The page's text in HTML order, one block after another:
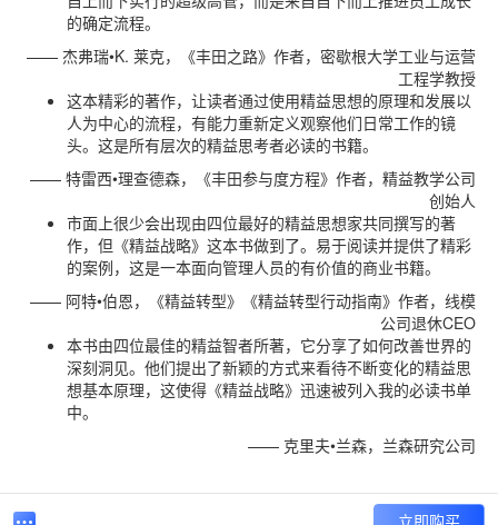
的确定流程。
—— 杰弗瑞•K. 莱克，《丰田之路》作者，密歇根大学工业与运营
工程学教授
这本精彩的著作，让读者通过使用精益思想的原理和发展以
人为中心的流程，有能力重新定义观察他们日常工作的镜
头。这是所有层次的精益思考者必读的书籍。
—— 特雷西•理查德森，《丰田参与度方程》作者，精益教学公司
创始人
市面上很少会出现由四位最好的精益思想家共同撰写的著
作，但《精益战略》这本书做到了。易于阅读并提供了精彩
的案例，这是一本面向管理人员的有价值的商业书籍。
—— 阿特•伯恩，《精益转型》《精益转型行动指南》作者，线模
公司退休CEO
本书由四位最佳的精益智者所著，它分享了如何改善世界的
深刻洞见。他们提出了新颖的方式来看待不断变化的精益思
想基本原理，这使得《精益战略》迅速被列入我的必读书单
中。
—— 克里夫•兰森，兰森研究公司
立即购买